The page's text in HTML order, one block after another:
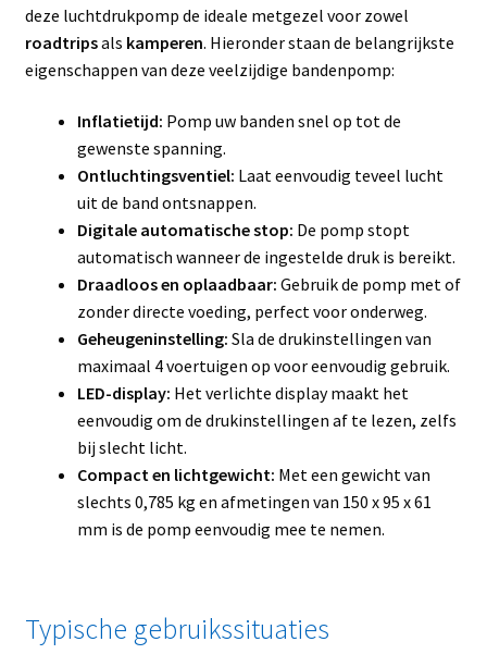
deze luchtdrukpomp de ideale metgezel voor zowel
roadtripsals kamperen. Hieronder staan de belangrijkste
eigenschappen van deze veelzijdige bandenpomp:
Inflatietijd: Pomp uw banden snel op tot de
gewenste spanning.
Ontluchtingsventiel: Laat eenvoudig teveel lucht
uit de band ontsnappen.
Digitale automatische stop: De pomp stopt
automatisch wanneer de ingestelde druk is bereikt.
Draadloos en oplaadbaar: Gebruik de pomp met of
zonder directe voeding, perfect voor onderweg.
Geheugeninstelling: Sla de drukinstellingen van
maximaal 4 voertuigen op voor eenvoudig gebruik.
LED-display: Het verlichte display maakt het
eenvoudig om de drukinstellingen af te lezen, zelfs
bij slecht licht.
Compact en lichtgewicht: Met een gewicht van
slechts 0,785 kg en afmetingen van 150 x 95 x 61
mm is de pomp eenvoudig mee te nemen.
Typische gebruikssituaties